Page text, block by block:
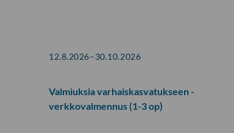
12.8.2026–30.10.2026
Valmiuksia varhaiskasvatukseen -
verkkovalmennus (1-3 op)